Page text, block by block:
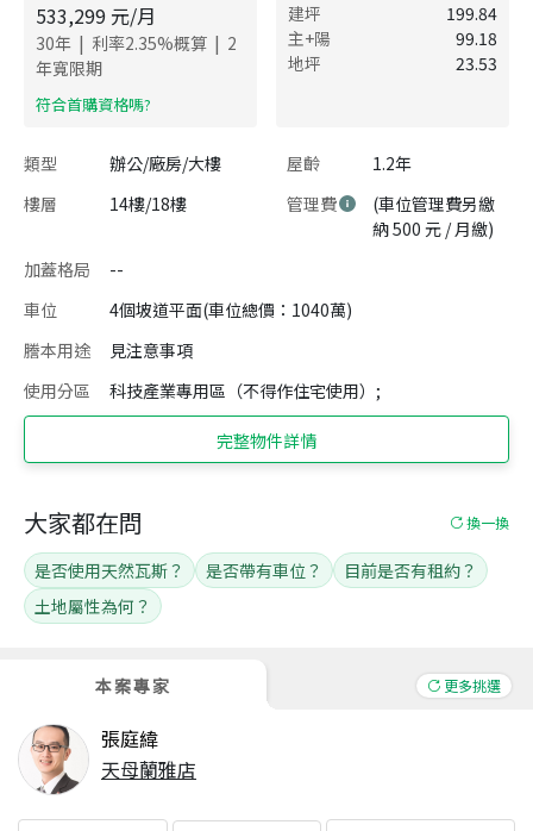
533,299 元/月
30年 | 利率2.35%概算 | 2
年寬限期
​符合首購資格嗎?
建坪
199.84
主+陽
99.18
地坪
23.53
類型 辦公/廠房/大樓 屋齡
1.2年
樓層
14樓/18樓 管理費
(車位管理費另繳
納 500 元 / 月繳)
加蓋格局
--
車位
4個坡道平面(車位總價：1040萬)
謄本用途
見注意事項
使用分區
科技產業專用區（不得作住宅使用）;
完整物件詳情
本案專家 更多挑選
張庭緯
天母蘭雅店
大家都在問 換一換
是否使用天然瓦斯？ 是否帶有車位？
目前是否有租約？
土地屬性為何？